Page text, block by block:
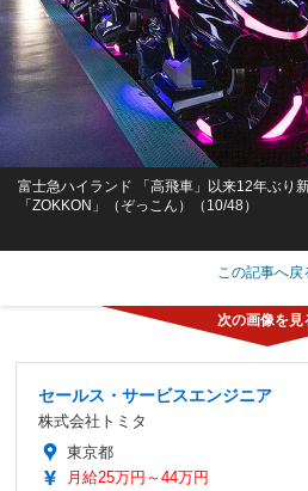
富士急ハイランド 「高飛車」以来12年ぶり
「ZOKKON」（ぞっこん）（10/48）
この記事へ戻
セールス・サービスエンジニア
株式会社トミタ
東京都
月給25万円～44万円